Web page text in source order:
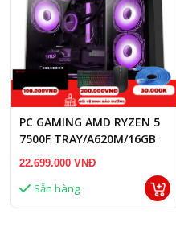
PC GAMING AMD RYZEN 5
7500F TRAY/A620M/16GB
RAM DDR5/RTX 3060 12GB
22.699.000 VNĐ
Sẵn hàng